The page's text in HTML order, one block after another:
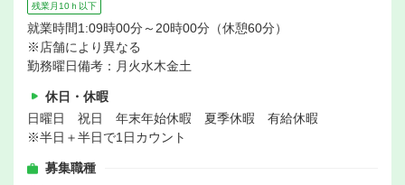
残業月10ｈ以下
就業時間1:09時00分～20時00分（休憩60分）
※店舗により異なる
勤務曜日備考：月火水木金土
休日・休暇
日曜日 祝日 年末年始休暇 夏季休暇 有給休暇
※半日＋半日で1日カウント
募集職種